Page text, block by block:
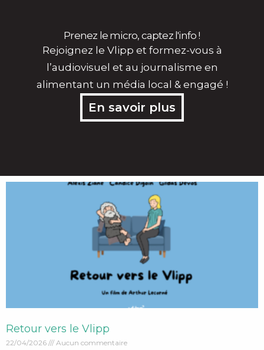
Prenez le micro, captez l'info !
Rejoignez le Vlipp et formez-vous à
l’audiovisuel et au journalisme en
alimentant un média local & engagé !
En savoir plus
Retour vers le Vlipp
22/04/2026 Aucun commentaire
PagePage